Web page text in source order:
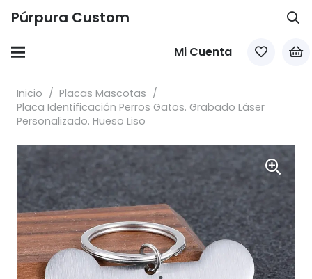
Púrpura Custom
Mi Cuenta
Inicio / Placas Mascotas /
Placa Identificación Perros Gatos. Grabado Láser
Personalizado. Hueso Liso